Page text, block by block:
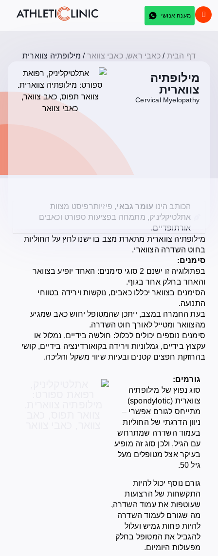
מענה אנושי
דף הבית /כאבי ראש, כאבי צוואר / מילופתיה צווארית
מילופתיה
צווארית
Cervical Myelopathy
הכותב הינו עומר גבאי, פיזיותרפיסט מצוות
אתלטיקליניק, מתמחה בפציעות ספורט וכאבים
אורתופדיים.
מילופתיה צווארית מתארת מצב בו ישנו לחץ על החוליות
בחוט השדרה הצווארי.
סימנים:
בפתולוגיה זו ישנם 2 סוגי סימנים: האחד יופיע בצוואר
והאחר בחלק אחר בגוף.
הסימנים בצוואר יכללו כאבים, נוקשות וירידה בטווחי
התנועה.
בעת החמרה במצב, ייתכן שהמטופל יחוש כאב שמגיע
מהצוואר ומטייל לאורך חוט השדרה.
סימנים נוספים יכולים לכלול: חולשה בידיים, נמלול או
עקצוץ בידיים, גמלוניות וירידה בקואורדינציה בידיים, קושי
בהחזקת חפצים קטנים ובעיות שיווי משקל והליכה.
גורמים:
סוג נפוץ של מילופתיה
צווארית (spondylotic)
מתייחס לגורם אפשרי –
ניוון הדרגתי של החוליות
בעמוד השדרה שמתרחש
עם הגיל, ולכן סוג זה מופיע
בעיקר אצל מטופלים מעל
גיל 50.
גורם נוסף יכול להיות
התקשחות של הרצועות
שעוטפות את עמוד השדרה,
מה שגורם לעמוד השדרה
להיות פחות גמיש ועלול
להגביל את המטופל בחלק
מפעולות היומיום.